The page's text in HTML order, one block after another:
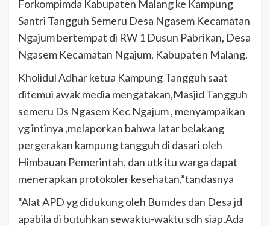
Forkompimda Kabupaten Malang ke Kampung
Santri Tangguh Semeru Desa Ngasem Kecamatan
Ngajum bertempat di RW 1 Dusun Pabrikan, Desa
Ngasem Kecamatan Ngajum, Kabupaten Malang.
Kholidul Adhar ketua Kampung Tangguh saat
ditemui awak media mengatakan,Masjid Tangguh
semeru Ds Ngasem Kec Ngajum , menyampaikan
yg intinya ,melaporkan bahwa latar belakang
pergerakan kampung tangguh di dasari oleh
Himbauan Pemerintah, dan utk itu warga dapat
menerapkan protokoler kesehatan,”tandasnya
“Alat APD yg didukung oleh Bumdes dan Desa jd
apabila di butuhkan sewaktu-waktu sdh siap.Ada